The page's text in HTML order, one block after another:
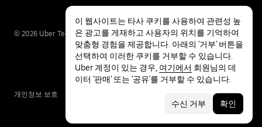
© 2026 Uber Technologies Inc.
개인정보 보호
이 웹사이트는 타사 쿠키를 사용하여 관련성 높
은 광고를 게재하고 사용자의 위치를 기억하여
맞춤형 경험을 제공합니다. 아래의 '거부' 버튼을
선택하여 이러한 쿠키를 거부할 수 있습니다.
Uber 계정이 있는 경우, 여기에서 회원님의 데
이터 '판매' 또는 '공유'를 거부할 수 있습니다.
수신 거부 확인